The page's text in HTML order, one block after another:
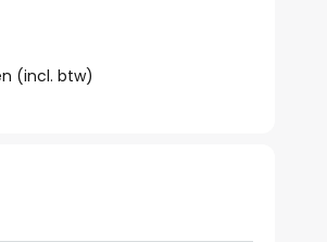
(incl. btw)